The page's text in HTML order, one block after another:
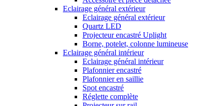
Eclairage général extérieur
Eclairage général extérieur
Quartz LED
Projecteur encastré Uplight
Borne, potelet, colonne lumineuse
Eclairage général intérieur
Eclairage général intérieur
Plafonnier encastré
Plafonnier en saillie
Spot encastré
Réglette complète